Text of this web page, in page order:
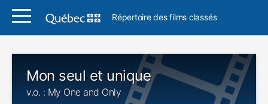
Répertoire des films classés
Mon seul et unique
v.o. : My One and Only